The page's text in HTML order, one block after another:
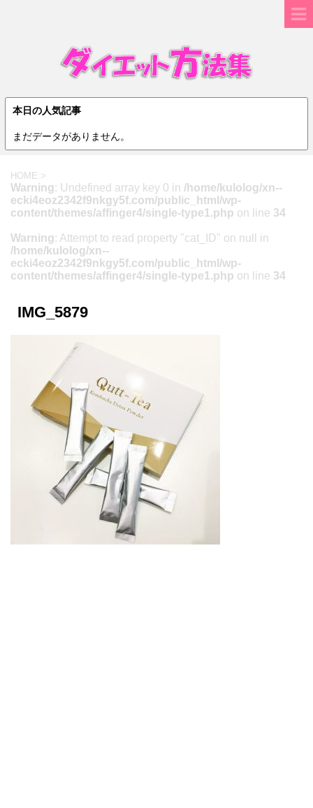
本日の人気記事
まだデータがありません。
HOME >
Warning: Undefined array key 0 in /home/kulolog/xn--
ecki4eoz2342f9nkgy5f.com/public_html/wp-
content/themes/affinger4/single-type1.php on line 34
Warning: Attempt to read property "cat_ID" on null in
/home/kulolog/xn--
ecki4eoz2342f9nkgy5f.com/public_html/wp-
content/themes/affinger4/single-type1.php on line 34
IMG_5879